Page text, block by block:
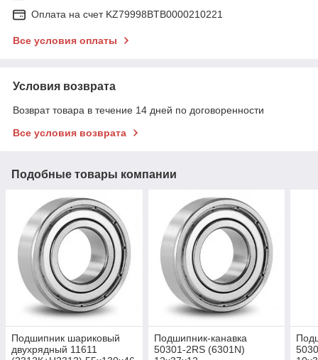
Оплата на счет KZ79998BTB0000210221
Все условия оплаты
Условия возврата
Возврат товара в течение 14 дней по договоренности
Все условия возврата
Подобные товары компании
Подшипник шариковый
двухрядный 11611
Подшипник-канавка
50301-2RS (6301N)